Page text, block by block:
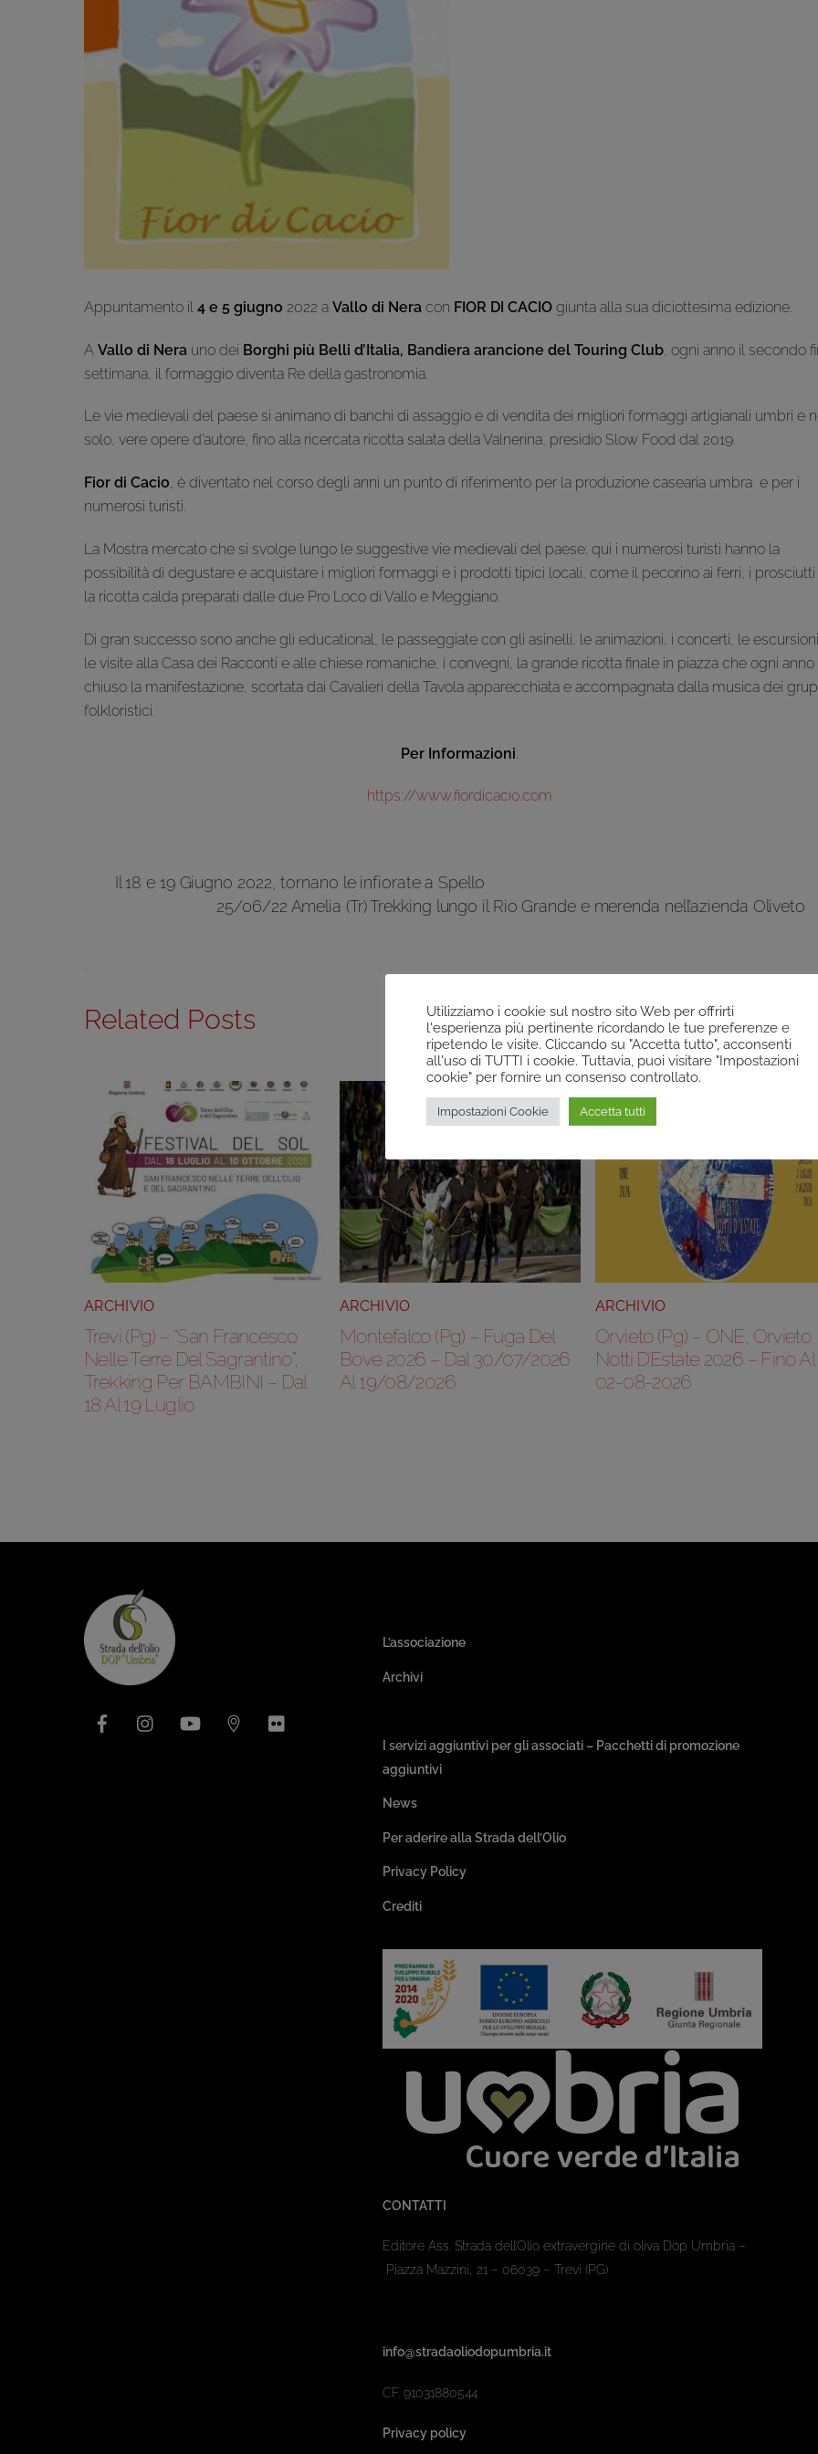
Appuntamento il 4 e 5 giugno 2022 a Vallo di Nera con FIOR DI CACIO giunta alla sua diciottesima edizione.
A Vallo di Nera uno dei Borghi più Belli d’Italia, Bandiera arancione del Touring Club , ogni anno il secondo
settimana, il formaggio diventa Re della gastronomia.
Le vie medievali del paese si animano di banchi di assaggio e di vendita dei migliori formaggi artigianali umbri e
solo, vere opere d’autore, fino alla ricercata ricotta salata della Valnerina, presidio Slow Food dal 2019.
Fior di Cacio, è diventato nel corso degli anni un punto di riferimento per la produzione casearia umbra e per i
numerosi turisti.
La Mostra mercato che si svolge lungo le suggestive vie medievali del paese; qui i numerosi turisti hanno la
possibilità di degustare e acquistare i migliori formaggi e i prodotti tipici locali, come il pecorino ai ferri, i prosciutti
la ricotta calda preparati dalle due Pro Loco di Vallo e Meggiano.
Di gran successo sono anche gli educational, le passeggiate con gli asinelli, le animazioni, i concerti, le
le visite alla Casa dei Racconti e alle chiese romaniche, i convegni, la grande ricotta finale in piazza che ogni anno
chiuso la manifestazione, scortata dai Cavalieri della Tavola apparecchiata e accompagnata dalla musica dei
folkloristici.
Per Informazioni:
https://www.fiordicacio.com
Il 18 e 19 Giugno 2022, tornano le infiorate a Spello
25/06/22 Amelia (Tr) Trekking lungo il Rio Grande e merenda nell’azienda Oliveto
Related Posts
ARCHIVIO
Trevi (Pg) – “San Francesco
Nelle Terre Del Sagrantino”,
Trekking Per BAMBINI – Dal
18 Al 19 Luglio
ARCHIVIO
Montefalco (Pg) – Fuga Del
Bove 2026 – Dal 30/07/2026
Al 19/08/2026
ARCHIVIO
Orvieto (Pg) – ONE, Orvieto
Notti D’Estate 2026 – Fino Al
02-08-2026
Facebook YouTube Issuu
L’associazione
Archivi
I servizi aggiuntivi per gli associati – Pacchetti di promozione
aggiuntivi
News
Per aderire alla Strada dell’Olio
Privacy Policy
Crediti
CONTATTI
Editore Ass. Strada dell’Olio extravergine di oliva Dop Umbria –
Piazza Mazzini, 21 – 06039 – Trevi (PG)
info@stradaoliodopumbria.it
CF. 91031880544
Privacy policy
Utilizziamo i cookie sul nostro sito Web per offrirti
l'esperienza più pertinente ricordando le tue preferenze e
ripetendo le visite. Cliccando su "Accetta tutto", acconsenti
all'uso di TUTTI i cookie. Tuttavia, puoi visitare "Impostazioni
cookie" per fornire un consenso controllato.
Impostazioni Cookie Accetta tutti